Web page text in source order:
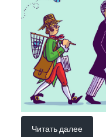
Читать далее